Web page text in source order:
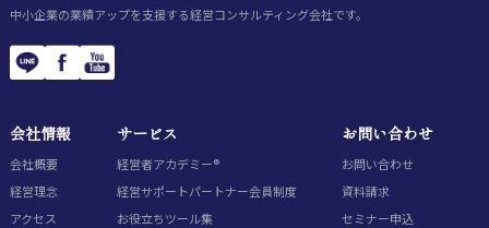
中小企業の業績アップを支援する経営コンサルティング会社です。
会社情報
会社概要
経営理念
アクセス
サービス
経営者アカデミー®
経営サポートパートナー会員制度
お役立ちツール集
お問い合わせ
お問い合わせ
資料請求
セミナー申込